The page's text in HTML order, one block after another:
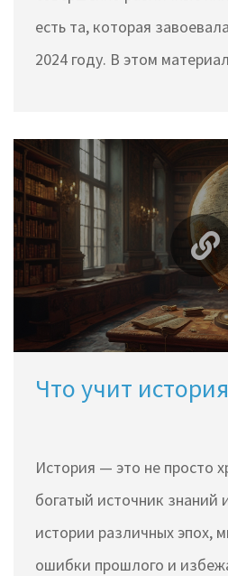
есть та, которая
2024 году. В этом
увлекаются чтением. Вы
качества помогают книге
молодежи, и получите
произведения, которые
страниц.
Что учит
История — это не просто
богатый источник знаний
истории различных эпох,
ошибки прошлого и